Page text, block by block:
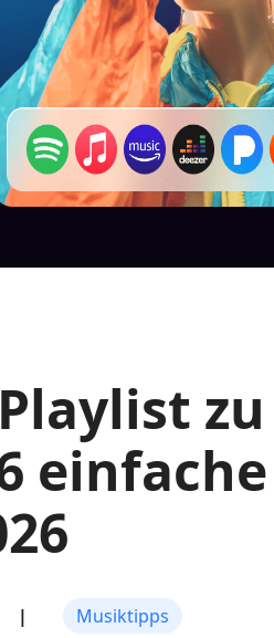
einfache
| Musiktipps